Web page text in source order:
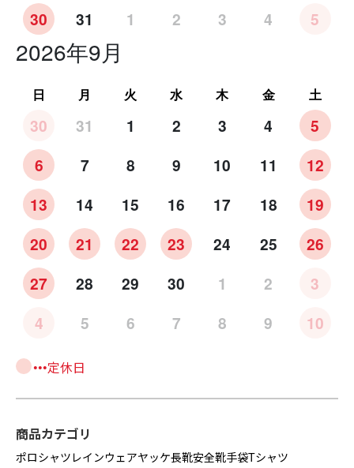
30
31 1 2 3 4 5
2026年9月
日 月 火 水 木 金 土
30 31 1 2 3 4
5
6
7 8 9 10 11
12
13
14 15 16 17 18
19
20
21 22 23 24 25
26
27
28 29 30 1 2
3
4
5 6 7 8 9 10
•••定休日
商品カテゴリ
ポロシャツ レインウェアヤッケ長靴安全靴手袋Tシャツ